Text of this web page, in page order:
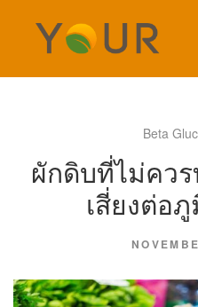
Beta
ผักดิบที่ไม่คว
เสี่ยงต่อ